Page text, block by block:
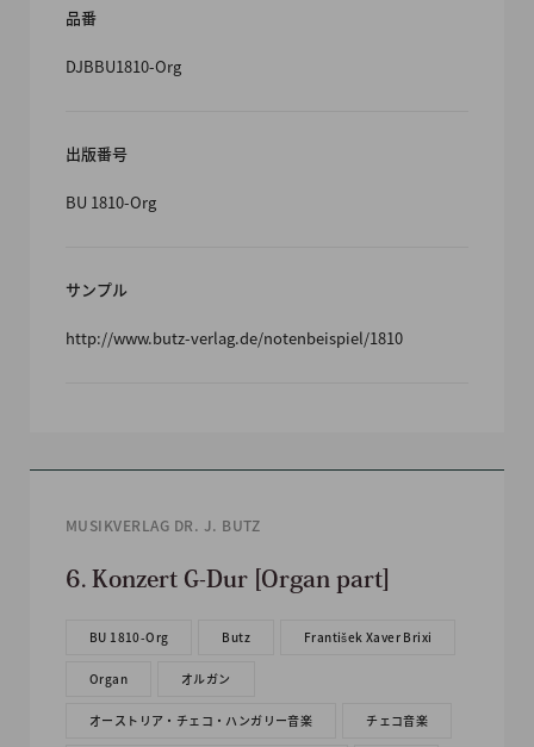
品番
DJBBU1810-Org
出版番号
BU 1810-Org
サンプル
http://www.butz-verlag.de/notenbeispiel/1810
MUSIKVERLAG DR. J. BUTZ
6. Konzert G-Dur [Organ part]
BU 1810-Org Butz František Xaver Brixi
Organ オルガン
オーストリア・チェコ・ハンガリー音楽 チェコ音楽